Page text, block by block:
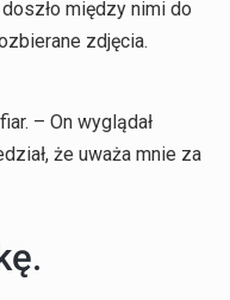
między nimi do
zdjęcia.
– On wyglądał
że uważa mnie za